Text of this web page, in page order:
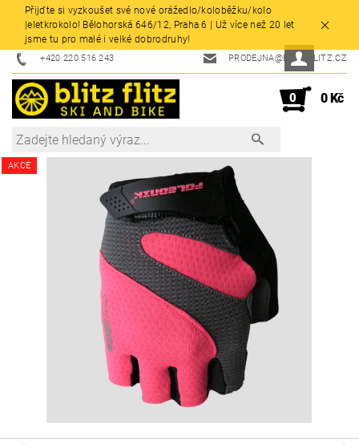
Přijďte si vyzkoušet své nové orážedlo/koloběžku/kolo
|eletkrokolo! Bělohorská 646/12, Praha 6 | Už více než 20 let
jsme tu pro malé i velké dobrodruhy!
+420 220 516 243 PRODEJNA@BLITZFLITZ.CZ
0 0 Kč
AKCE